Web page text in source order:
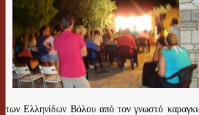
των Ελληνίδων Βόλου από τον γνωστό